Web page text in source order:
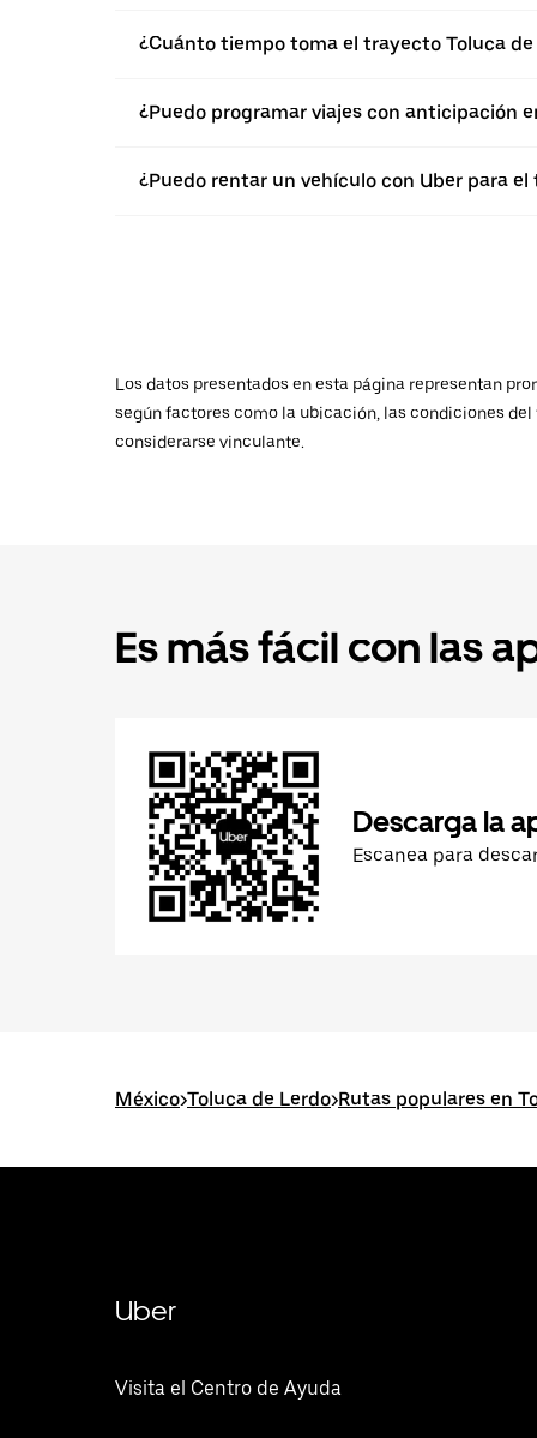
¿Cuánto tiempo toma el trayecto Toluca de
¿Puedo programar viajes con anticipación
¿Puedo rentar un vehículo con Uber para
Los datos presentados en esta página representan
según factores como la ubicación, las condiciones
considerarse vinculante.
Es más fácil con las
Descarga la
Escanea para
México>Toluca de Lerdo>Rutas populares en
Uber
Visita el Centro de Ayuda